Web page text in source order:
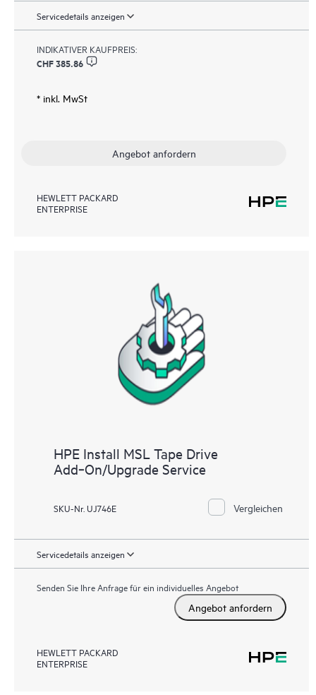
Servicedetails anzeigen
INDIKATIVER KAUFPREIS:
CHF 385.86
* inkl. MwSt
Angebot anfordern
HEWLETT PACKARD
ENTERPRISE
HPE Install MSL Tape Drive
Add‑On/Upgrade Service
SKU-Nr. UJ746E Vergleichen
Servicedetails anzeigen
Senden Sie Ihre Anfrage für ein individuelles Angebot
Angebot anfordern
HEWLETT PACKARD
ENTERPRISE